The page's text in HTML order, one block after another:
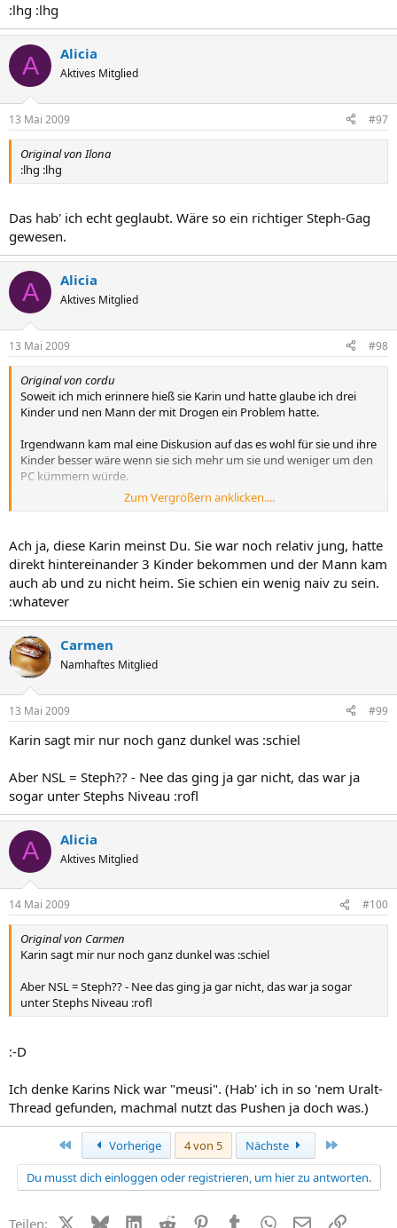
:lhg :lhg
A Alicia
Aktives Mitglied
13 Mai 2009 #97
Original von Ilona
:lhg :lhg
Das hab' ich echt geglaubt. Wäre so ein richtiger Steph-Gag
gewesen.
A Alicia
Aktives Mitglied
13 Mai 2009 #98
Original von cordu
Soweit ich mich erinnere hieß sie Karin und hatte glaube ich drei
Kinder und nen Mann der mit Drogen ein Problem hatte.
Irgendwann kam mal eine Diskusion auf das es wohl für sie und ihre
Kinder besser wäre wenn sie sich mehr um sie und weniger um den
PC kümmern würde.
Zum Vergrößern anklicken....
Ach ja, diese Karin meinst Du. Sie war noch relativ jung, hatte
direkt hintereinander 3 Kinder bekommen und der Mann kam
auch ab und zu nicht heim. Sie schien ein wenig naiv zu sein.
:whatever
Carmen
Namhaftes Mitglied
13 Mai 2009 #99
Karin sagt mir nur noch ganz dunkel was :schiel
Aber NSL = Steph?? - Nee das ging ja gar nicht, das war ja
sogar unter Stephs Niveau :rofl
A Alicia
Aktives Mitglied
14 Mai 2009 #100
Original von Carmen
Karin sagt mir nur noch ganz dunkel was :schiel
Aber NSL = Steph?? - Nee das ging ja gar nicht, das war ja sogar
unter Stephs Niveau :rofl
:-D
Ich denke Karins Nick war "meusi". (Hab' ich in so 'nem Uralt-
Thread gefunden, machmal nutzt das Pushen ja doch was.)
Erste Vorherige 4 von 5 Nächste
Du musst dich einloggen oder registrieren, um hier zu antworten.
Teilen: X (Twitter)
BlueskyLinkedIn
Reddit PinterestTumblr WhatsApp
E-MailLink